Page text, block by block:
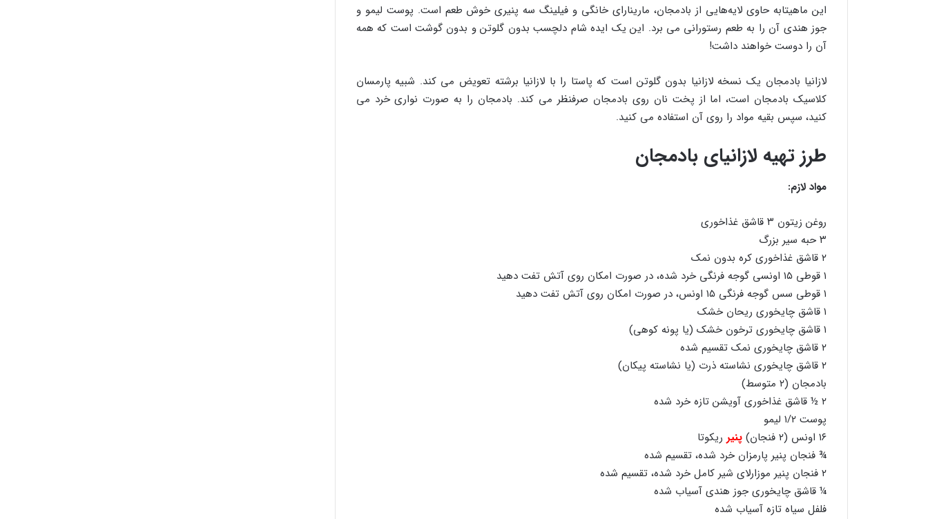
این ماهیتابه حاوی لایه‌هایی از بادمجان، مارینارای خانگی و فیلینگ سه پنیری خوش طعم است. پوست لیمو و
جوز هندی آن را به طعم رستورانی می برد. این یک ایده شام دلچسب بدون گلوتن و بدون گوشت است که همه
آن را دوست خواهند داشت!
لازانیا بادمجان یک نسخه لازانیا بدون گلوتن است که پاستا را با لازانیا برشته تعویض می کند. شبیه پارمسان
کلاسیک بادمجان است، اما از پخت نان روی بادمجان صرفنظر می کند. بادمجان را به صورت نواری خرد می
کنید، سپس بقیه مواد را روی آن استفاده می کنید.
طرز تهیه لازانیای بادمجان
مواد لازم:
روغن زیتون ۳ قاشق غذاخوری
۳ حبه سیر بزرگ
۲ قاشق غذاخوری کره بدون نمک
۱ قوطی ۱۵ اونسی گوجه فرنگی خرد شده، در صورت امکان روی آتش تفت دهید
۱ قوطی سس گوجه فرنگی ۱۵ اونس، در صورت امکان روی آتش تفت دهید
۱ قاشق چایخوری ریحان خشک
۱ قاشق چایخوری ترخون خشک (یا پونه کوهی)
۲ قاشق چایخوری نمک تقسیم شده
۲ قاشق چایخوری نشاسته ذرت (یا نشاسته پیکان)
بادمجان (۲ متوسط)
۲ ½ قاشق غذاخوری آویشن تازه خرد شده
پوست ۱/۲ لیمو
۱۶ اونس (۲ فنجان)
پنیر ریکوتا
¾ فنجان پنیر پارمزان خرد شده، تقسیم شده
۲ فنجان پنیر موزارلای شیر کامل خرد شده، تقسیم شده
¼ قاشق چایخوری جوز هندی آسیاب شده
فلفل سیاه تازه آسیاب شده